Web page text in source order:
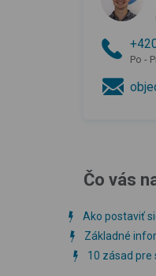
Po -
Čo vás
Ako postaviť
Základné
10 zásad